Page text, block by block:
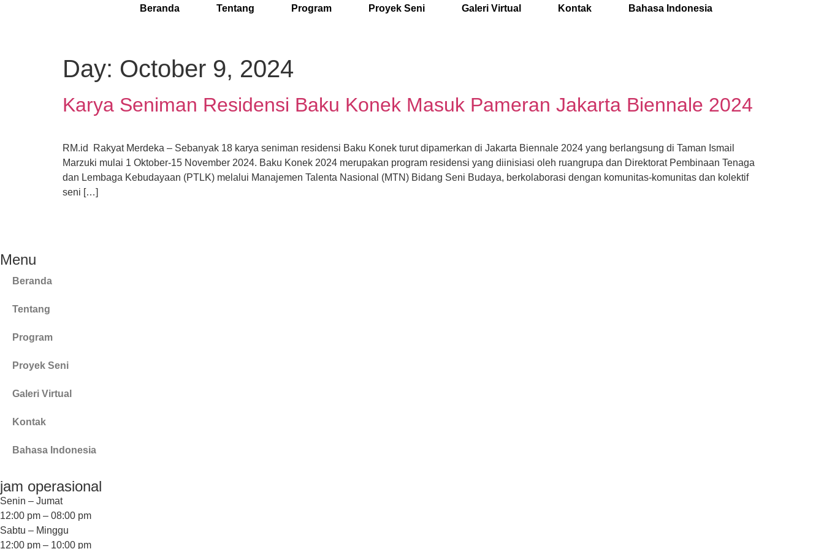
Beranda Tentang Program Proyek Seni Galeri Virtual Kontak Bahasa Indonesia
Day: October 9, 2024
Karya Seniman Residensi Baku Konek Masuk Pameran Jakarta Biennale 2024
RM.id Rakyat Merdeka – Sebanyak 18 karya seniman residensi Baku Konek turut dipamerkan di Jakarta Biennale 2024 yang berlangsung di Taman Ismail
Marzuki mulai 1 Oktober-15 November 2024. Baku Konek 2024 merupakan program residensi yang diinisiasi oleh ruangrupa dan Direktorat Pembinaan Tenaga
dan Lembaga Kebudayaan (PTLK) melalui Manajemen Talenta Nasional (MTN) Bidang Seni Budaya, berkolaborasi dengan komunitas-komunitas dan kolektif
seni […]
Menu
Beranda
Tentang
Program
Proyek Seni
Galeri Virtual
Kontak
Bahasa Indonesia
jam operasional
Senin – Jumat
12:00 pm – 08:00 pm
Sabtu – Minggu
12:00 pm – 10:00 pm